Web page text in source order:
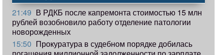
21:49 В РДКБ после капремонта стоимостью 15 млн
рублей возобновило работу отделение патологии
новорожденных
15:50 Прокуратура в судебном порядке добилась